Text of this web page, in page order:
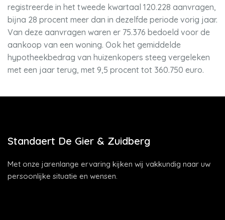
registreerde in het tweede kwartaal 120.228 aanvragen,
bijna 28 procent meer dan in dezelfde periode vorig jaar.
Van deze aanvragen waren er 75.376 bedoeld voor de
aankoop van een woning. Ook het gemiddelde
hypotheekbedrag van huizenkopers steeg vergeleken
met een jaar terug, met 9,5 procent tot 360.750 euro.
Standaert De Gier & Zuidberg
Met onze jarenlange ervaring kijken wij vakkundig naar uw
persoonlijke situatie en wensen.